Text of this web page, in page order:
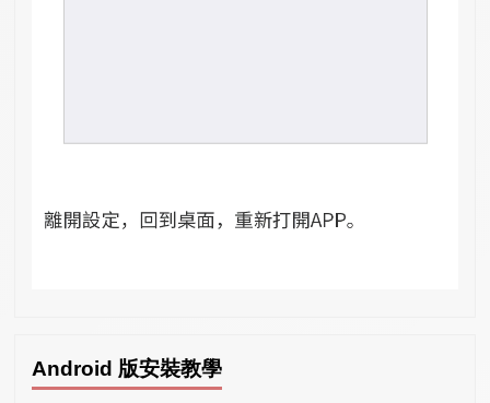
Android 版安裝教學